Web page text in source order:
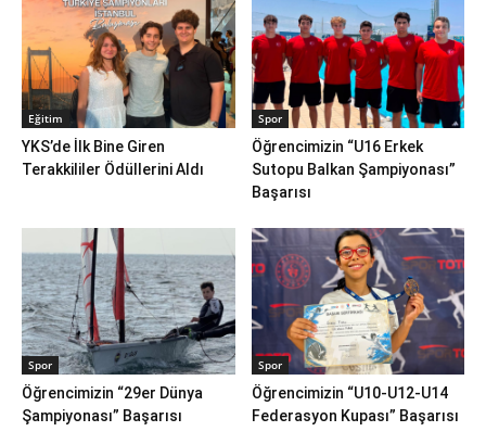
Eğitim
YKS’de İlk Bine Giren
Terakkililer Ödüllerini Aldı
Spor
Öğrencimizin “U16 Erkek
Sutopu Balkan Şampiyonası”
Başarısı
Spor
Öğrencimizin “29er Dünya
Şampiyonası” Başarısı
Spor
Öğrencimizin “U10-U12-U14
Federasyon Kupası” Başarısı